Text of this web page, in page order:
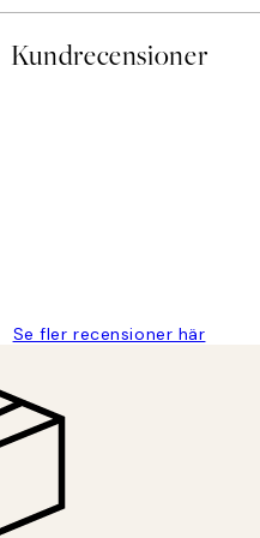
Kundrecensioner
Se fler recensioner här